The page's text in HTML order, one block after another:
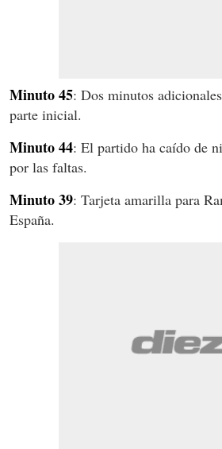
Minuto 45: Dos minutos
parte inicial.
Minuto 44: El partido ha caído de
por las faltas.
Minuto 39: Tarjeta amarilla para
España.